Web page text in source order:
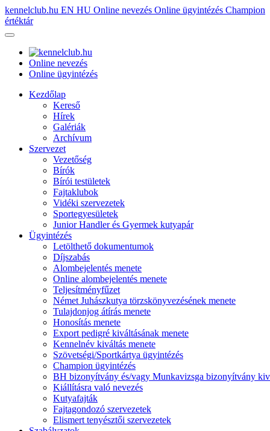
kennelclub.hu EN HU Online nevezés Online ügyintézés Champion
értéktár
Online nevezés
Online ügyintézés
Kezdőlap
Kereső
Hírek
Galériák
Archívum
Szervezet
Vezetőség
Bírók
Bírói testületek
Fajtaklubok
Vidéki szervezetek
Sportegyesületek
Junior Handler és Gyermek kutyapár
Ügyintézés
Letölthető dokumentumok
Díjszabás
Alombejelentés menete
Online alombejelentés menete
Teljesítményfűzet
Német Juhászkutya törzskönyvezésének menete
Tulajdonjog átírás menete
Honosítás menete
Export pedigré kiváltásának menete
Kennelnév kiváltás menete
Szövetségi/Sportkártya ügyintézés
Champion ügyintézés
BH bizonyítvány és/vagy Munkavizsga bizonyítvány
Kiállításra való nevezés
Kutyafajták
Fajtagondozó szervezetek
Elismert tenyésztői szervezetek